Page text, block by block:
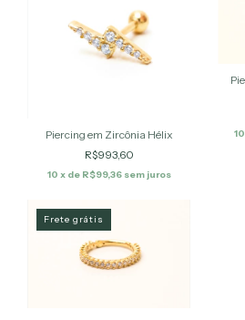
Piercing em Zircônia Hélix
R$993,60
10 x de R$99,36 sem juros
10
Frete grátis